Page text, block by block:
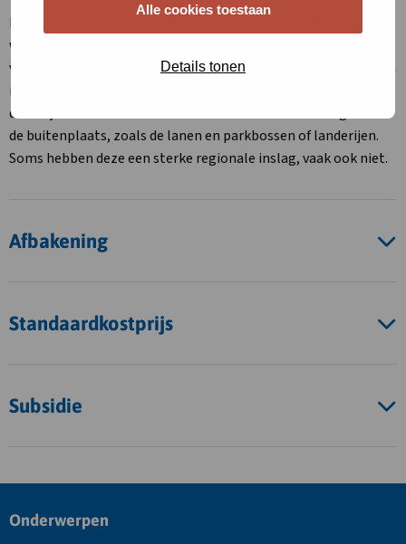
Alle cookies toestaan
Details tonen
De tuinen hebben een relatie met het bijbehorende huis. Vaak
waren de intensief onderhouden tuinen in de directe omgeving
van het huis te vinden. In een enkel geval is het huis verdwenen
maar de tuin nog aanwezig. Daarnaast hebben de tuinen een
duidelijke relatie met andere onderdelen van het landgoed of
de buitenplaats, zoals de lanen en parkbossen of landerijen.
Soms hebben deze een sterke regionale inslag, vaak ook niet.
Afbakening
Standaardkostprijs
Subsidie
Site
Onderwerpen